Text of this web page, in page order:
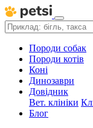
Породи собак
Породи котів
Коні
Динозаври
Довідник
Вет. клініки
Блог